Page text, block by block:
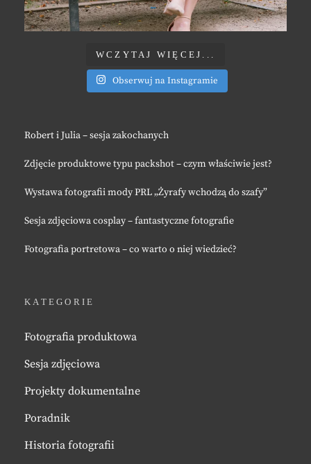
WCZYTAJ WIĘCEJ...
Obserwuj na Instagramie
Robert i Julia – sesja zakochanych
Zdjęcie produktowe typu packshot – czym właściwie jest?
Wystawa fotografii mody PRL „Żyrafy wchodzą do szafy”
Sesja zdjęciowa cosplay – fantastyczne fotografie
Fotografia portretowa – co warto o niej wiedzieć?
KATEGORIE
Fotografia produktowa
Sesja zdjęciowa
Projekty dokumentalne
Poradnik
Historia fotografii